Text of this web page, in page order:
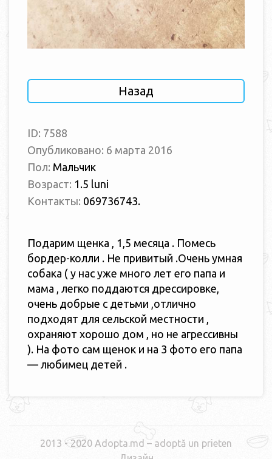
Назад
ID: 7588
Опубликовано: 6 марта 2016
Пол: Мальчик
Возраст: 1.5 luni
Контакты: 069736743.
Подарим щенка , 1,5 месяца . Помесь
бордер-колли . Не привитый .Очень умная
собака ( у нас уже много лет его папа и
мама , легко поддаются дрессировке,
очень добрые с детьми ,отлично
подходят для сельской местности ,
охраняют хорошо дом , но не агрессивны
). На фото сам щенок и на 3 фото его папа
— любимец детей .
2013 - 2020 Adopta.md – adoptă un prieten